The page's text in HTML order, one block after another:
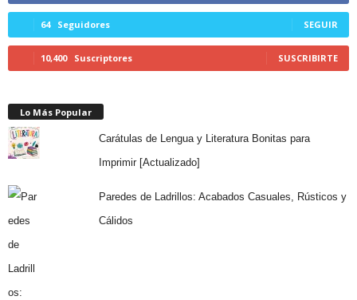
64 Seguidores SEGUIR
10,400 Suscriptores SUSCRIBIRTE
Lo Más Popular
Carátulas de Lengua y Literatura Bonitas para
Imprimir [Actualizado]
Paredes de Ladrillos: Acabados Casuales, Rústicos y
Cálidos